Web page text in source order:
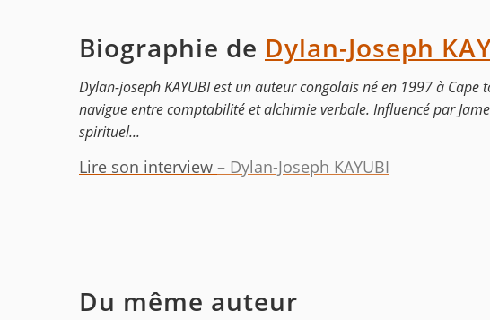
Biographie de Dylan-Joseph
Dylan-joseph KAYUBI est un auteur congolais né en 1997 à
navigue entre comptabilité et alchimie verbale. Influencé par
spirituel...
Lire son interview – Dylan-Joseph KAYUBI
Du même auteur